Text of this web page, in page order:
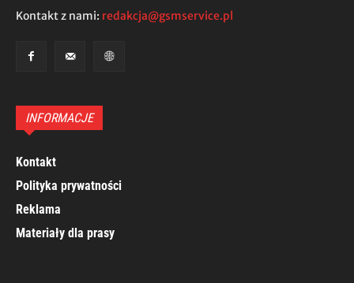
Kontakt z nami: redakcja@gsmservice.pl
INFORMACJE
Kontakt
Polityka prywatności
Reklama
Materiały dla prasy